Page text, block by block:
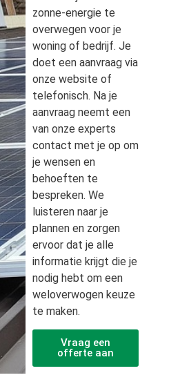
zonne-energie te
overwegen voor je
woning of bedrijf. Je
doet een aanvraag via
onze website of
telefonisch. Na je
aanvraag neemt een
van onze experts
contact met je op om
je wensen en
behoeften te
bespreken. We
luisteren naar je
plannen en zorgen
ervoor dat je alle
informatie krijgt die je
nodig hebt om een
weloverwogen keuze
te maken.
Vraag een
offerte aan